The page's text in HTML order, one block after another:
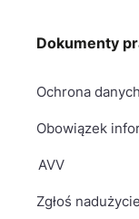
Dokumenty
Ochrona danych
Obowiązek
AVV
Zgłoś nadużycie